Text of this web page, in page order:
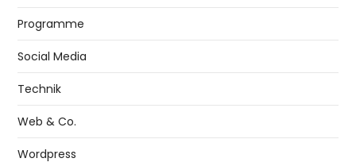
Programme
Social Media
Technik
Web & Co.
Wordpress